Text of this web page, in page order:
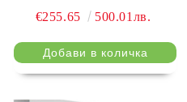
€255.65
500.01лв.